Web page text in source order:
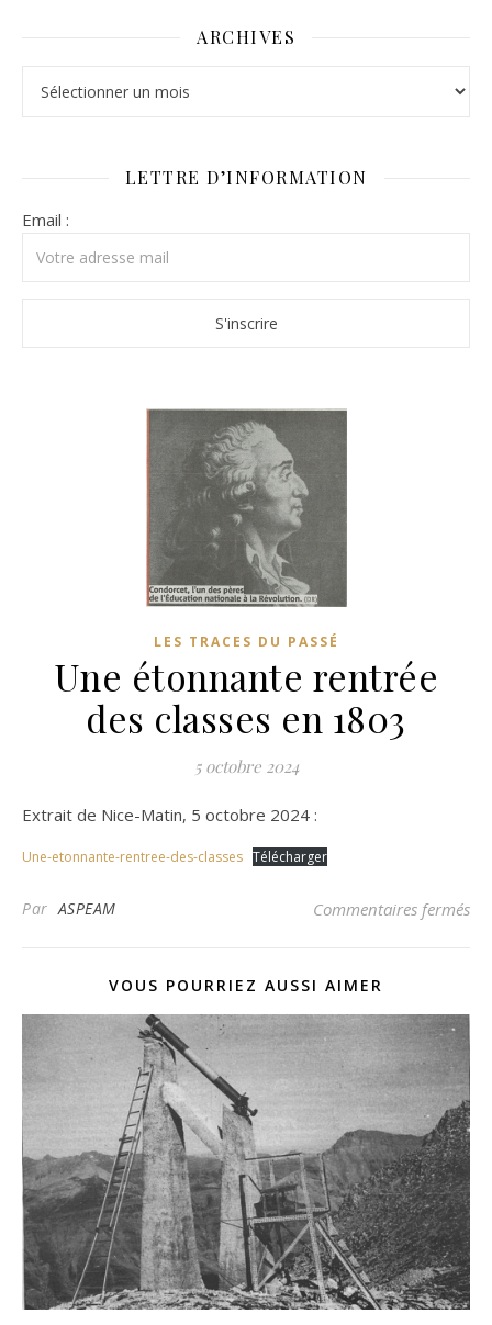
ARCHIVES
LETTRE D’INFORMATION
Email :
LES TRACES DU PASSÉ
Une étonnante rentrée
des classes en 1803
5 octobre 2024
Extrait de Nice-Matin, 5 octobre 2024 :
Une-etonnante-rentree-des-classes Télécharger
ParASPEAM Commentaires fermés
VOUS POURRIEZ AUSSI AIMER